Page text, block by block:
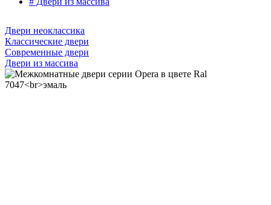
Двери неоклассика
Классические двери
Современные двери
Двери из массива